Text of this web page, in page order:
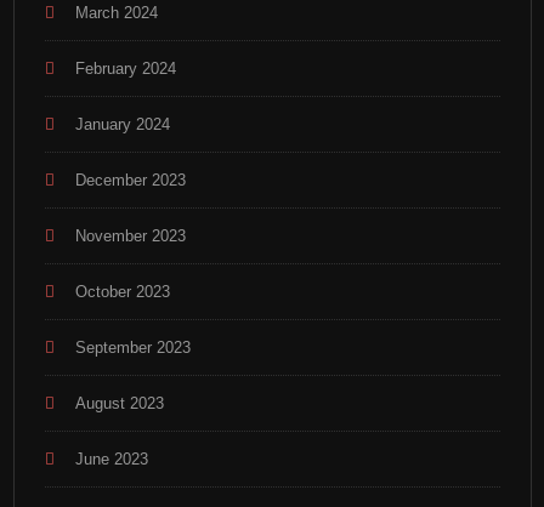
March 2024
February 2024
January 2024
December 2023
November 2023
October 2023
September 2023
August 2023
June 2023